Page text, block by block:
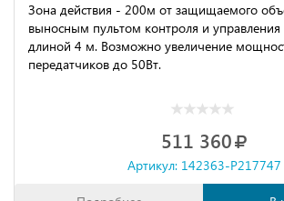
Зона действия - 200м от защищаемого
выносным пультом контроля и управления
длиной 4 м. Возможно увеличение
передатчиков до 50Вт.
511 360
Артикул: 142363-P217747